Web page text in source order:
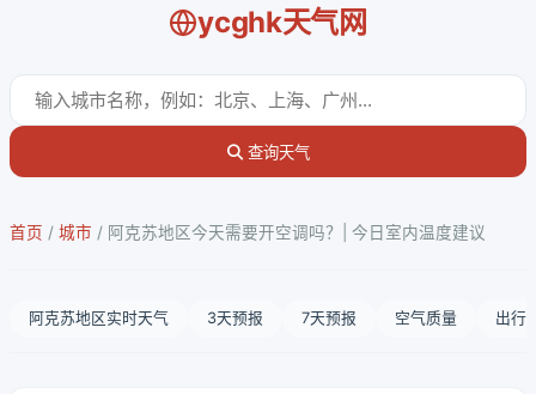
ycghk天气网
查询天气
首页 / 城市 / 阿克苏地区今天需要开空调吗？| 今日室内温度建议
阿克苏地区实时天气 3天预报 7天预报 空气质量 出行